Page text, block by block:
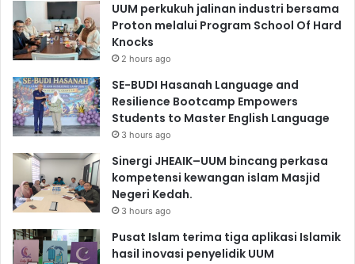
UUM perkukuh jalinan industri bersama
Proton melalui Program School Of Hard
Knocks
2 hours ago
SE-BUDI Hasanah Language and
Resilience Bootcamp Empowers
Students to Master English Language
3 hours ago
Sinergi JHEAIK–UUM bincang perkasa
kompetensi kewangan islam Masjid
Negeri Kedah.
3 hours ago
Pusat Islam terima tiga aplikasi Islamik
hasil inovasi penyelidik UUM